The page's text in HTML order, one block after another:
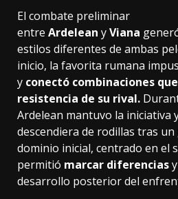
El combate preliminar
entre Ardelean yViana
estilos diferentes de ambas
inicio, la favorita rumana
y conectó combinaciones
resistencia de su rival.
Ardelean mantuvo la iniciativa
descendiera de rodillas tras
dominio inicial, centrado en el
permitió marcar diferencias
desarrollo posterior del